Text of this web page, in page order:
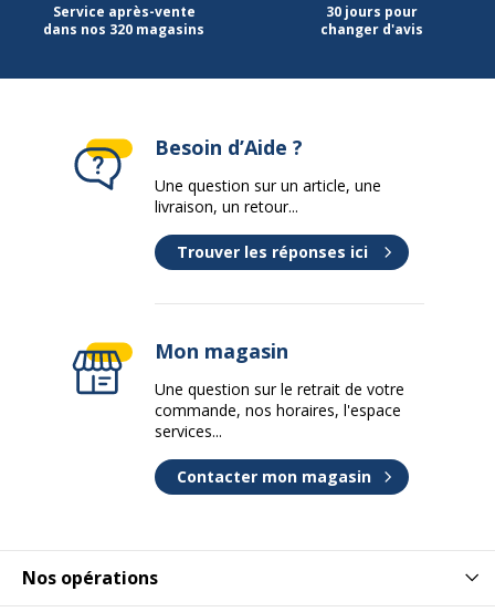
Service après-vente
dans nos 320 magasins
30 jours pour
changer d'avis
Nos opérations
Besoin d’Aide ?
Une question sur un article, une
livraison, un retour...
Trouver les réponses ici
Mon magasin
Une question sur le retrait de votre
commande, nos horaires, l'espace
services...
Contacter mon magasin